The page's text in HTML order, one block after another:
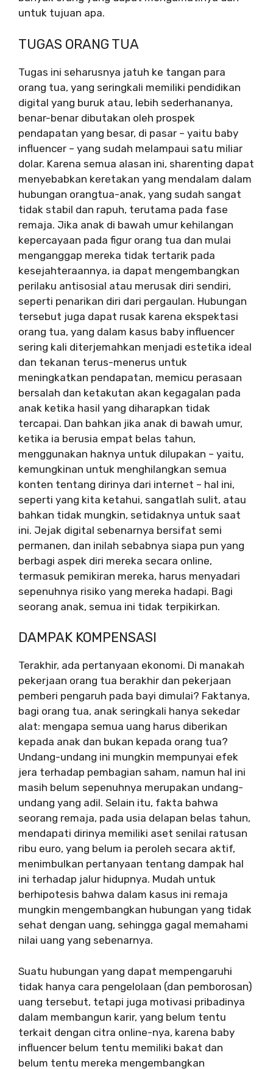
untuk tujuan apa.
TUGAS ORANG TUA
Tugas ini seharusnya jatuh ke tangan para
orang tua, yang seringkali memiliki pendidikan
digital yang buruk atau, lebih sederhananya,
benar-benar dibutakan oleh prospek
pendapatan yang besar, di pasar – yaitu baby
influencer – yang sudah melampaui satu miliar
dolar. Karena semua alasan ini, sharenting dapat
menyebabkan keretakan yang mendalam dalam
hubungan orangtua-anak, yang sudah sangat
tidak stabil dan rapuh, terutama pada fase
remaja. Jika anak di bawah umur kehilangan
kepercayaan pada figur orang tua dan mulai
menganggap mereka tidak tertarik pada
kesejahteraannya, ia dapat mengembangkan
perilaku antisosial atau merusak diri sendiri,
seperti penarikan diri dari pergaulan. Hubungan
tersebut juga dapat rusak karena ekspektasi
orang tua, yang dalam kasus baby influencer
sering kali diterjemahkan menjadi estetika ideal
dan tekanan terus-menerus untuk
meningkatkan pendapatan, memicu perasaan
bersalah dan ketakutan akan kegagalan pada
anak ketika hasil yang diharapkan tidak
tercapai. Dan bahkan jika anak di bawah umur,
ketika ia berusia empat belas tahun,
menggunakan haknya untuk dilupakan – yaitu,
kemungkinan untuk menghilangkan semua
konten tentang dirinya dari internet – hal ini,
seperti yang kita ketahui, sangatlah sulit, atau
bahkan tidak mungkin, setidaknya untuk saat
ini. Jejak digital sebenarnya bersifat semi
permanen, dan inilah sebabnya siapa pun yang
berbagi aspek diri mereka secara online,
termasuk pemikiran mereka, harus menyadari
sepenuhnya risiko yang mereka hadapi. Bagi
seorang anak, semua ini tidak terpikirkan.
DAMPAK KOMPENSASI
Terakhir, ada pertanyaan ekonomi. Di manakah
pekerjaan orang tua berakhir dan pekerjaan
pemberi pengaruh pada bayi dimulai? Faktanya,
bagi orang tua, anak seringkali hanya sekedar
alat: mengapa semua uang harus diberikan
kepada anak dan bukan kepada orang tua?
Undang-undang ini mungkin mempunyai efek
jera terhadap pembagian saham, namun hal ini
masih belum sepenuhnya merupakan undang-
undang yang adil. Selain itu, fakta bahwa
seorang remaja, pada usia delapan belas tahun,
mendapati dirinya memiliki aset senilai ratusan
ribu euro, yang belum ia peroleh secara aktif,
menimbulkan pertanyaan tentang dampak hal
ini terhadap jalur hidupnya. Mudah untuk
berhipotesis bahwa dalam kasus ini remaja
mungkin mengembangkan hubungan yang tidak
sehat dengan uang, sehingga gagal memahami
nilai uang yang sebenarnya.
Suatu hubungan yang dapat mempengaruhi
tidak hanya cara pengelolaan (dan pemborosan)
uang tersebut, tetapi juga motivasi pribadinya
dalam membangun karir, yang belum tentu
terkait dengan citra online-nya, karena baby
influencer belum tentu memiliki bakat dan
belum tentu mereka mengembangkan